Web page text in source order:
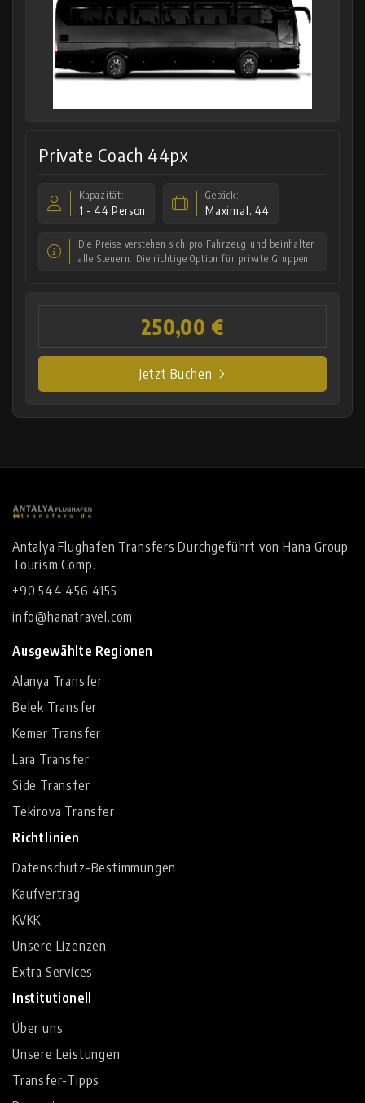
Private Coach 44px
Kapazität:
1 - 44 Person
Gepäck:
Maximal. 44
Die Preise verstehen sich pro Fahrzeug und beinhalten
alle Steuern. Die richtige Option für private Gruppen
250,00 €
Jetzt Buchen
Antalya Flughafen Transfers Durchgeführt von Hana Group
Tourism Comp.
+90 544 456 4155
info@hanatravel.com
Ausgewählte Regionen
Alanya Transfer
Belek Transfer
Kemer Transfer
Lara Transfer
Side Transfer
Tekirova Transfer
Richtlinien
Datenschutz-Bestimmungen
Kaufvertrag
KVKK
Unsere Lizenzen
Extra Services
Institutionell
Über uns
Unsere Leistungen
Transfer-Tipps